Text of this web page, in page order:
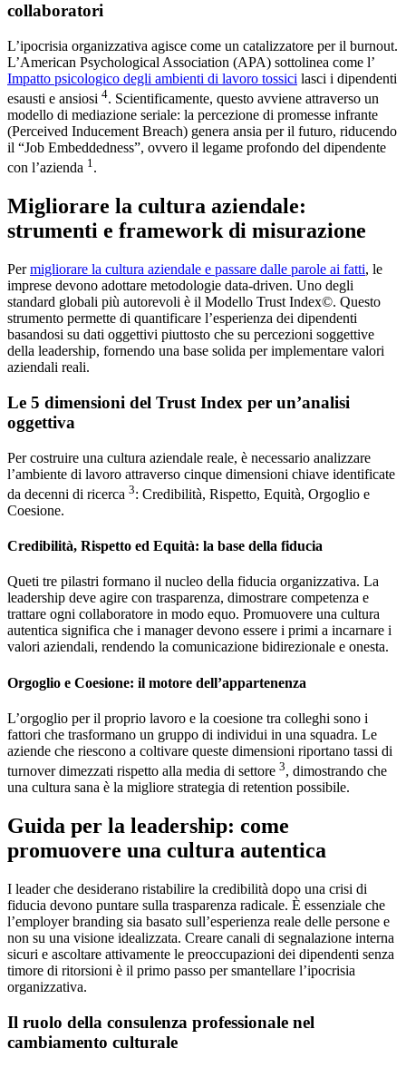
collaboratori
L’ipocrisia organizzativa agisce come un catalizzatore per il burnout.
L’American Psychological Association (APA) sottolinea come l’
Impatto psicologico degli ambienti di lavoro tossici lasci i dipendenti
esausti e ansiosi 4. Scientificamente, questo avviene attraverso un
modello di mediazione seriale: la percezione di promesse infrante
(Perceived Inducement Breach) genera ansia per il futuro, riducendo
il “Job Embeddedness”, ovvero il legame profondo del dipendente
con l’azienda 1.
Migliorare la cultura aziendale:
strumenti e framework di misurazione
Permigliorare la cultura aziendale e passare dalle parole ai fatti, le
imprese devono adottare metodologie data-driven. Uno degli
standard globali più autorevoli è il Modello Trust Index©. Questo
strumento permette di quantificare l’esperienza dei dipendenti
basandosi su dati oggettivi piuttosto che su percezioni soggettive
della leadership, fornendo una base solida per implementare valori
aziendali reali.
Le 5 dimensioni del Trust Index per un’analisi
oggettiva
Per costruire una cultura aziendale reale, è necessario analizzare
l’ambiente di lavoro attraverso cinque dimensioni chiave identificate
da decenni di ricerca 3: Credibilità, Rispetto, Equità, Orgoglio e
Coesione.
Credibilità, Rispetto ed Equità: la base della fiducia
Queti tre pilastri formano il nucleo della fiducia organizzativa. La
leadership deve agire con trasparenza, dimostrare competenza e
trattare ogni collaboratore in modo equo. Promuovere una cultura
autentica significa che i manager devono essere i primi a incarnare i
valori aziendali, rendendo la comunicazione bidirezionale e onesta.
Orgoglio e Coesione: il motore dell’appartenenza
L’orgoglio per il proprio lavoro e la coesione tra colleghi sono i
fattori che trasformano un gruppo di individui in una squadra. Le
aziende che riescono a coltivare queste dimensioni riportano tassi di
turnover dimezzati rispetto alla media di settore 3, dimostrando che
una cultura sana è la migliore strategia di retention possibile.
Guida per la leadership: come
promuovere una cultura autentica
I leader che desiderano ristabilire la credibilità dopo una crisi di
fiducia devono puntare sulla trasparenza radicale. È essenziale che
l’employer branding sia basato sull’esperienza reale delle persone e
non su una visione idealizzata. Creare canali di segnalazione interna
sicuri e ascoltare attivamente le preoccupazioni dei dipendenti senza
timore di ritorsioni è il primo passo per smantellare l’ipocrisia
organizzativa.
Il ruolo della consulenza professionale nel
cambiamento culturale